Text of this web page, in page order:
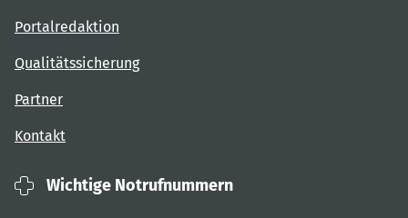
Portalredaktion
Qualitätssicherung
Partner
Kontakt
Wichtige Notrufnummern